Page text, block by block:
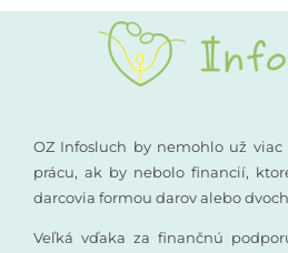
OZ Infosluch by nemohlo už viac
prácu, ak by nebolo financií,
darcovia formou darov alebo
Veľká vďaka za finančnú